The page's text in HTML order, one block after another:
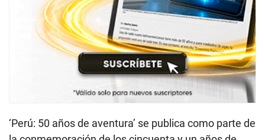
‘Perú: 50 años de aventura’ se publica como parte de